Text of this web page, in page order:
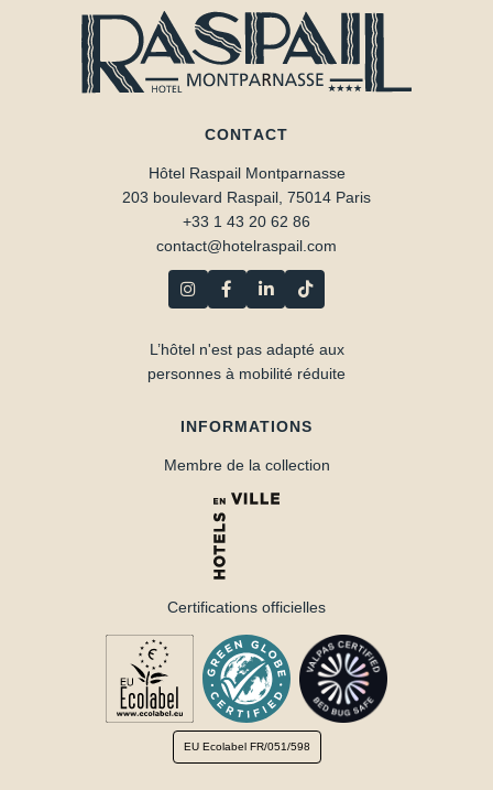
CONTACT
Hôtel Raspail Montparnasse
203 boulevard Raspail, 75014 Paris
+33 1 43 20 62 86
contact@hotelraspail.com
L’hôtel n'est pas adapté aux
personnes à mobilité réduite
INFORMATIONS
Membre de la collection
Certifications officielles
EU Ecolabel FR/051/598